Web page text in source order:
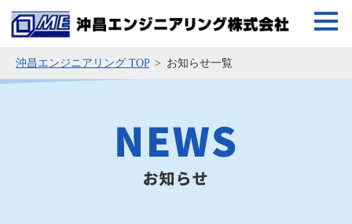
沖昌エンジニアリング TOP お知らせ一覧